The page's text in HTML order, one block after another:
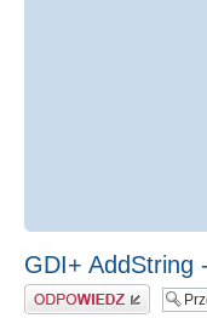
GDI+ AddString
Odpowiedz